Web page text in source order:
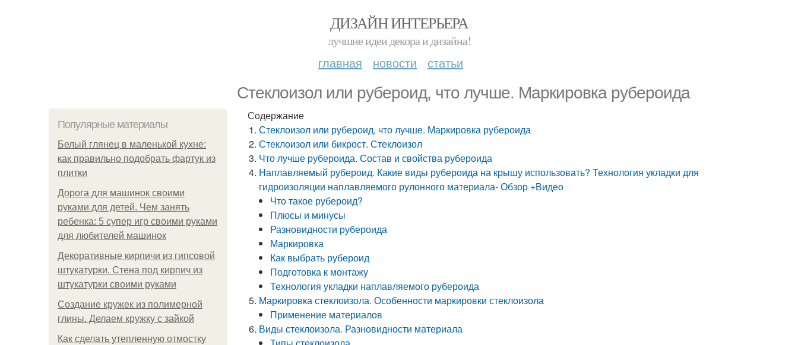
ДИЗАЙН ИНТЕРЬЕРА
лучшие идеи декора и дизайна!
главная новости статьи
Стеклоизол или рубероид, что лучше. Маркировка рубероида
Популярные материалы
Белый глянец в маленькой кухне:
как правильно подобрать фартук из
плитки
Дорога для машинок своими
руками для детей. Чем занять
ребенка: 5 супер игр своими руками
для любителей машинок
Декоративные кирпичи из гипсовой
штукатурки. Стена под кирпич из
штукатурки своими руками
Создание кружек из полимерной
глины. Делаем кружку с зайкой
Как сделать утепленную отмостку
Содержание
Стеклоизол или рубероид, что лучше. Маркировка рубероида
Стеклоизол или бикрост. Стеклоизол
Что лучше рубероида. Состав и свойства рубероида
Наплавляемый рубероид. Какие виды рубероида на крышу использовать? Технология укладки для
гидроизоляции наплавляемого рулонного материала- Обзор +Видео
Что такое рубероид?
Плюсы и минусы
Разновидности рубероида
Маркировка
Как выбрать рубероид
Подготовка к монтажу
Технология укладки наплавляемого рубероида
Маркировка стеклоизола. Особенности маркировки стеклоизола
Применение материалов
Виды стеклоизола. Разновидности материала